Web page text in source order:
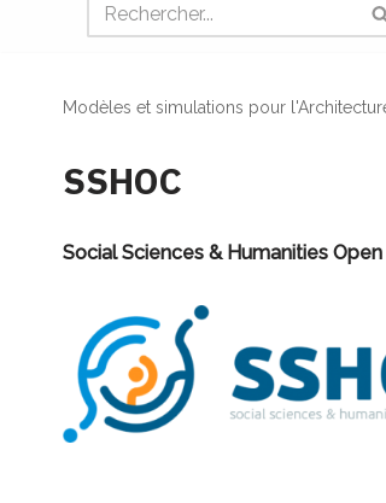
Modèles et simulations pour
SSHOC
Social Sciences & Humanities